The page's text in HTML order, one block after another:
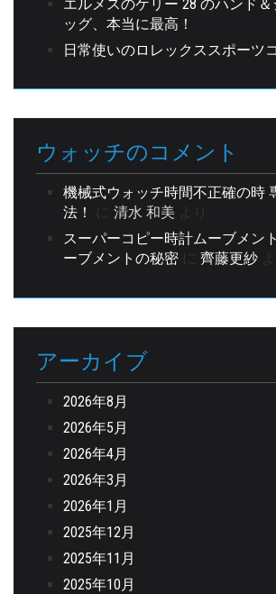
エルメスのケリー 28 のハンド
ッグ、本当に最高！
日常使いのロレックススポーツ
ウォッチのコメント
機械式ウォッチ時間不正確の時
法！
に 清水 和美 より
スーパーコピー時計ムーブメン
ーブメントの秘密に 齊藤更紗よ
アーカイブ
2026年8月
2026年5月
2026年4月
2026年3月
2026年1月
2025年12月
2025年11月
2025年10月